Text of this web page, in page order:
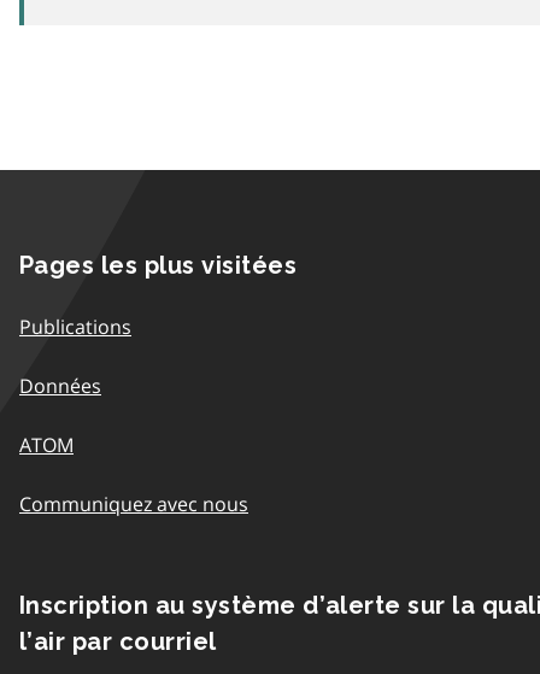
Pages les plus visitées
Publications
Données
ATOM
Communiquez avec nous
Inscription au système d’alerte sur la
l’air par courriel